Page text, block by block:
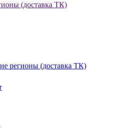
(доставка ТК)
регионы (доставка ТК)